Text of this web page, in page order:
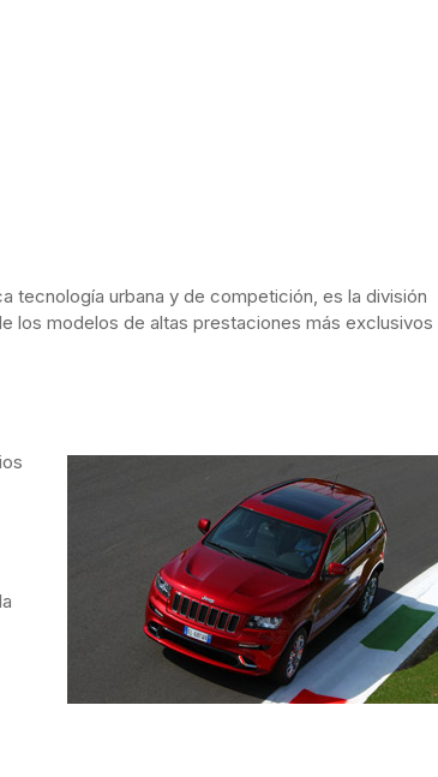
tecnología urbana y de competición, es la división
los modelos de altas prestaciones más exclusivos